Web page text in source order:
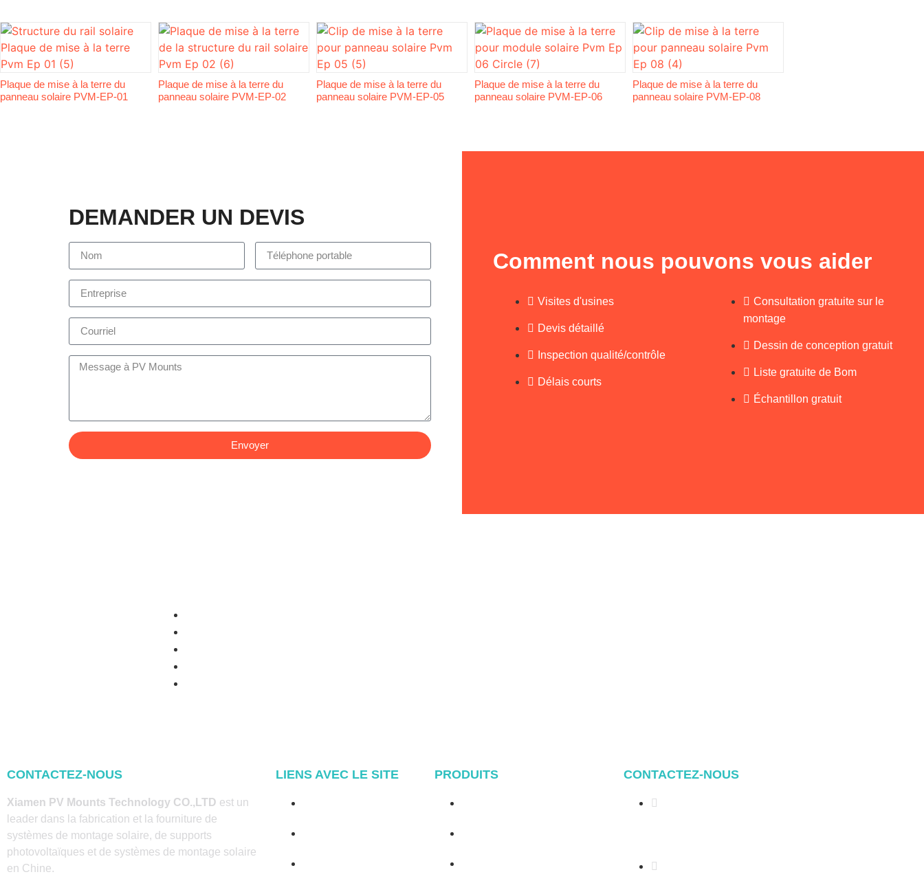
Plaque de mise à la terre du
panneau solaire PVM-EP-01
Plaque de mise à la terre du
panneau solaire PVM-EP-02
Plaque de mise à la terre du
panneau solaire PVM-EP-05
Plaque de mise à la terre du
panneau solaire PVM-EP-06
Plaque de mise à la terre du
panneau solaire PVM-EP-08
DEMANDER UN DEVIS
Envoyer
Comment nous pouvons vous aider
Visites d'usines
Devis détaillé
Inspection qualité/contrôle
Délais courts
Consultation gratuite sur le
montage
Dessin de conception gratuit
Liste gratuite de Bom
Échantillon gratuit
CONTACTEZ-NOUS
Xiamen PV Mounts Technology CO.,LTD est un
leader dans la fabrication et la fourniture de
systèmes de montage solaire, de supports
photovoltaïques et de systèmes de montage solaire
en Chine.
LIENS AVEC LE SITE PRODUITS CONTACTEZ-NOUS